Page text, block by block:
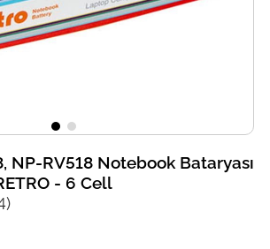
NP-RV518 Notebook Bataryası
- 6 Cell